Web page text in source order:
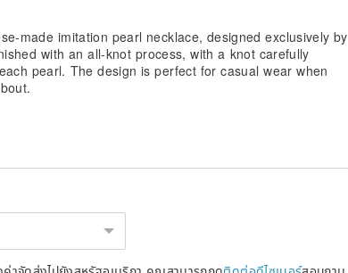
made imitation pearl necklace, designed exclusively by
with an all-knot process, with a knot carefully
pearl. The design is perfect for casual wear when